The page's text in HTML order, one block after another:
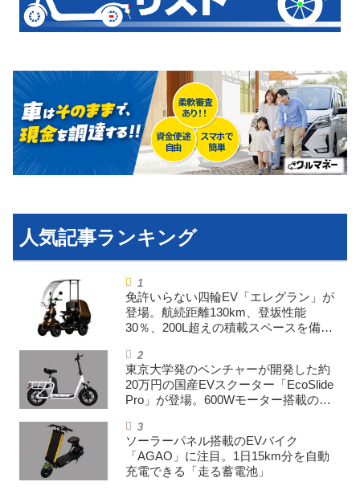
テクノロジー
運営会社
利用規約
プライバシーポリシー
お問い合せ
広告掲載について
免許いらない四輪EV「エレグラン」が
登場。航続距離130km、登坂性能
30％、200L超えの積載スペースを備え
東京大学発のベンチャーが開発した約
20万円の国産EVスクーター「EcoSlide
Pro」が登場。600Wモーター搭載のハ
ソーラーパネル搭載のEVバイク
「AGAO」に注目。1日15km分を自動
充電できる「走る蓄電池」